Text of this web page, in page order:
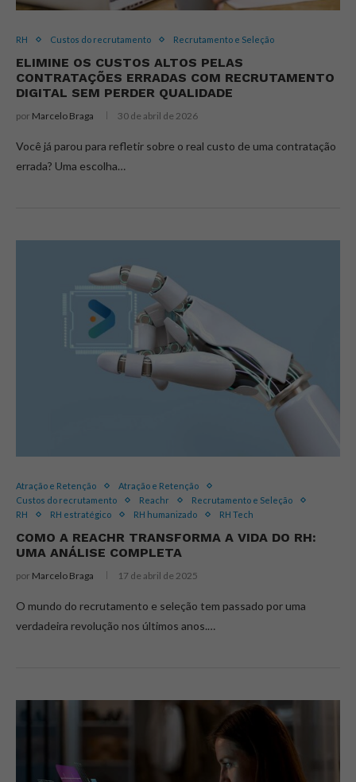
RH Custos do recrutamento Recrutamento e Seleção
ELIMINE OS CUSTOS ALTOS PELAS
CONTRATAÇÕES ERRADAS COM RECRUTAMENTO
DIGITAL SEM PERDER QUALIDADE
por Marcelo Braga 30 de abril de 2026
Você já parou para refletir sobre o real custo de uma contratação
errada? Uma escolha…
Atração e Retenção
Atração e Retenção
Custos do recrutamento
Reachr
Recrutamento e Seleção
RH
RH estratégico RH humanizado RH Tech
COMO A REACHR TRANSFORMA A VIDA DO RH:
UMA ANÁLISE COMPLETA
por Marcelo Braga 17 de abril de 2025
O mundo do recrutamento e seleção tem passado por uma
verdadeira revolução nos últimos anos.…